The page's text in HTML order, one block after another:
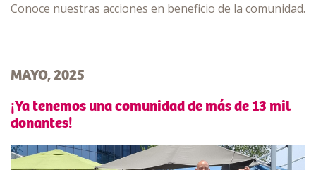
Conoce nuestras acciones en beneficio de la comunidad.
MAYO, 2025
¡Ya tenemos una comunidad de más de 13 mil
donantes!